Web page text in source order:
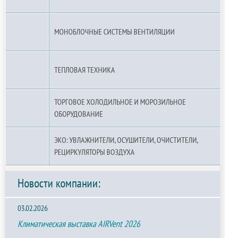
МОНОБЛОЧНЫЕ СИСТЕМЫ ВЕНТИЛЯЦИИ
ТЕПЛОВАЯ ТЕХНИКА
ТОРГОВОЕ ХОЛОДИЛЬНОЕ И МОРОЗИЛЬНОЕ
ОБОРУДОВАНИЕ
ЭКО: УВЛАЖНИТЕЛИ, ОСУШИТЕЛИ, ОЧИСТИТЕЛИ,
РЕЦИРКУЛЯТОРЫ ВОЗДУХА
Новости компании:
03.02.2026
Климатическая выставка AIRVent 2026